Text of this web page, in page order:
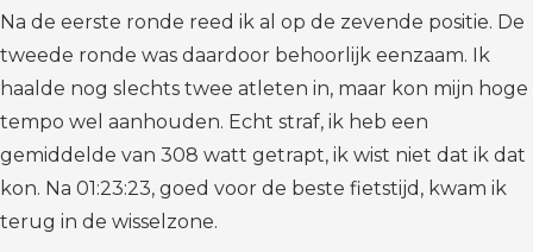
Na de eerste ronde reed ik al op de zevende positie. De
tweede ronde was daardoor behoorlijk eenzaam. Ik
haalde nog slechts twee atleten in, maar kon mijn hoge
tempo wel aanhouden. Echt straf, ik heb een
gemiddelde van 308 watt getrapt, ik wist niet dat ik dat
kon. Na 01:23:23, goed voor de beste fietstijd, kwam ik
terug in de wisselzone.